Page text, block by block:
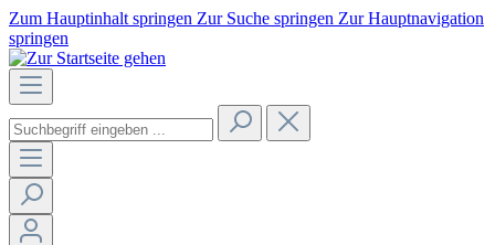
Zum Hauptinhalt springen Zur Suche springen Zur Hauptnavigation
springen